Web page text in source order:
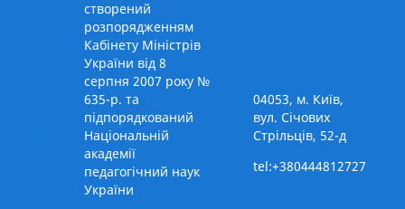
створений
розпорядженням
Кабінету Міністрів
України від 8
серпня 2007 року №
635-р. та
підпорядкований
Національній
академії
педагогічний наук
України
04053, м. Київ,
вул. Січових
Стрільців, 52-д
tel:+380444812727